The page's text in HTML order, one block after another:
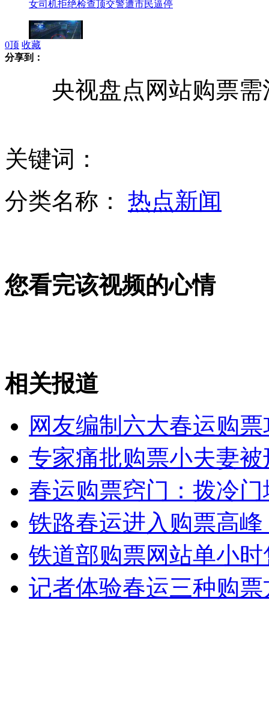
女司机拒绝检查顶交警遭市民逼停
201314领证夫妻闪离速度惊人
广东:政协委员不履职将被“请辞”
山西运城恶犬咬伤多人 警民合力深夜将其击毙
女孩北京地铁殴打老人 痛下狠手拳打脚踢
无痛分娩是否安全 医生回应
外交部：反对强权政治霸凌主义
0顶 收藏
分享到：
央视盘点网站购票需
关键词：
分类名称： 热点新闻
您看完该视频的心情
相关报道
网友编制六大春运购
专家痛批购票小夫妻
春运购票窍门：拨冷
铁路春运进入购票高
铁道部购票网站单小
记者体验春运三种购